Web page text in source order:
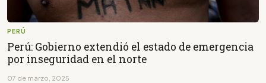
PERÚ
Perú: Gobierno extendió el estado de emergencia
por inseguridad en el norte
07 de marzo, 2025